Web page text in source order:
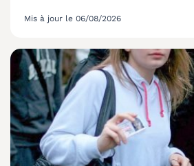
Mis à jour le 06/08/2026